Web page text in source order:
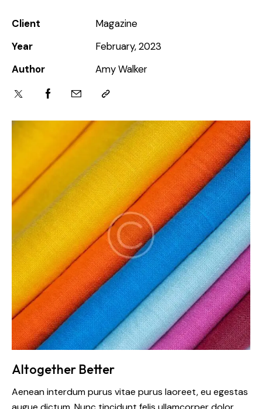
Client
Magazine
Year
February, 2023
Author
Amy Walker
Altogether Better
Aenean interdum purus vitae purus laoreet, eu egestas